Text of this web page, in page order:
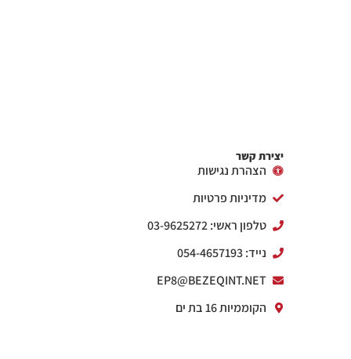
יצירת קשר
הצהרת נגישות
מדיניות פרטיות
טלפון ראשי: 03-9625272
נייד: 054-4657193
EP8@BEZEQINT.NET
הקוממיות 16 בת ים